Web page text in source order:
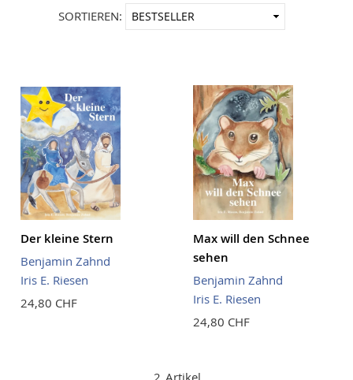
SORTIEREN:
Der kleine Stern
Benjamin Zahnd
Iris E. Riesen
24,80 CHF
Max will den Schnee
sehen
Benjamin Zahnd
Iris E. Riesen
24,80 CHF